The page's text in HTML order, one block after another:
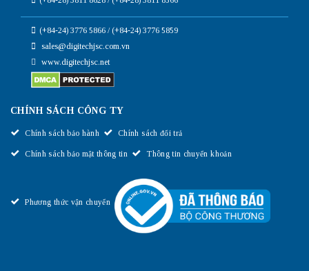
(+84-24) 3776 5866 / (+84-24) 3776 5859
sales@digitechjsc.com.vn
www.digitechjsc.net
CHÍNH SÁCH CÔNG TY
Chính sách bảo hành Chính sách đổi trả
Chính sách bảo mật thông tin Thông tin chuyển khoản
Phương thức vận chuyển